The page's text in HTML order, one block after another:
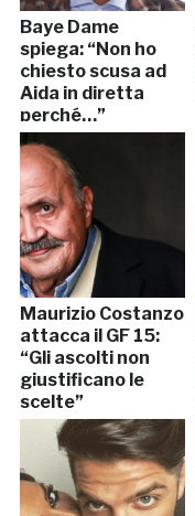
Baye Dame
spiega: “Non ho
chiesto scusa ad
Aida in diretta
perché…”
Maurizio Costanzo
attacca il GF 15:
“Gli ascolti non
giustificano le
scelte”